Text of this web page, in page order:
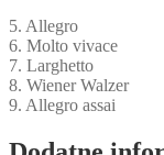
5. Allegro
6. Molto vivace
7. Larghetto
8. Wiener Walzer
9. Allegro assai